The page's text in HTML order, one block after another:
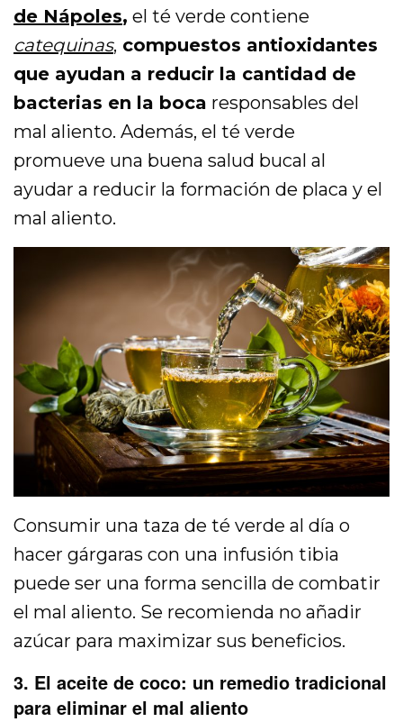
de Nápoles, el té verde contiene
catequinas, compuestos antioxidantes
que ayudan a reducir la cantidad de
bacterias en la boca responsables del
mal aliento. Además, el té verde
promueve una buena salud bucal al
ayudar a reducir la formación de placa y el
mal aliento.
Consumir una taza de té verde al día o
hacer gárgaras con una infusión tibia
puede ser una forma sencilla de combatir
el mal aliento. Se recomienda no añadir
azúcar para maximizar sus beneficios.
3. El aceite de coco: un remedio tradicional
para eliminar el mal aliento